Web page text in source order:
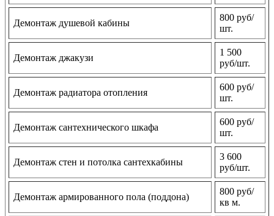
Демонтаж душевой кабины
800 руб/
шт.
Демонтаж джакузи
1 500
руб/шт.
Демонтаж радиатора отопления
600 руб/
шт.
Демонтаж сантехнического шкафа
600 руб/
шт.
Демонтаж стен и потолка сантехкабины
3 600
руб/шт.
Демонтаж армированного пола (поддона)
800 руб/
кв м.